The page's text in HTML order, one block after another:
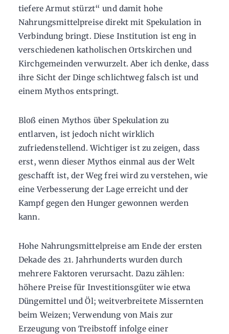
tiefere Armut stürzt“ und damit hohe
Nahrungsmittelpreise direkt mit Spekulation in
Verbindung bringt. Diese Institution ist eng in
verschiedenen katholischen Ortskirchen und
Kirchgemeinden verwurzelt. Aber ich denke, dass
ihre Sicht der Dinge schlichtweg falsch ist und
einem Mythos entspringt.
Bloß einen Mythos über Spekulation zu
entlarven, ist jedoch nicht wirklich
zufriedenstellend. Wichtiger ist zu zeigen, dass
erst, wenn dieser Mythos einmal aus der Welt
geschafft ist, der Weg frei wird zu verstehen, wie
eine Verbesserung der Lage erreicht und der
Kampf gegen den Hunger gewonnen werden
kann.
Hohe Nahrungsmittelpreise am Ende der ersten
Dekade des 21. Jahrhunderts wurden durch
mehrere Faktoren verursacht. Dazu zählen:
höhere Preise für Investitionsgüter wie etwa
Düngemittel und Öl; weitverbreitete Missernten
beim Weizen; Verwendung von Mais zur
Erzeugung von Treibstoff infolge einer